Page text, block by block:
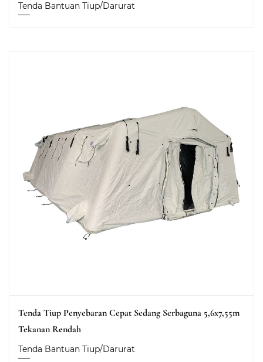
Tenda Bantuan Tiup/Darurat
Tenda Tiup Penyebaran Cepat Sedang Serbaguna 5,6x7,55m
Tekanan Rendah
Tenda Bantuan Tiup/Darurat